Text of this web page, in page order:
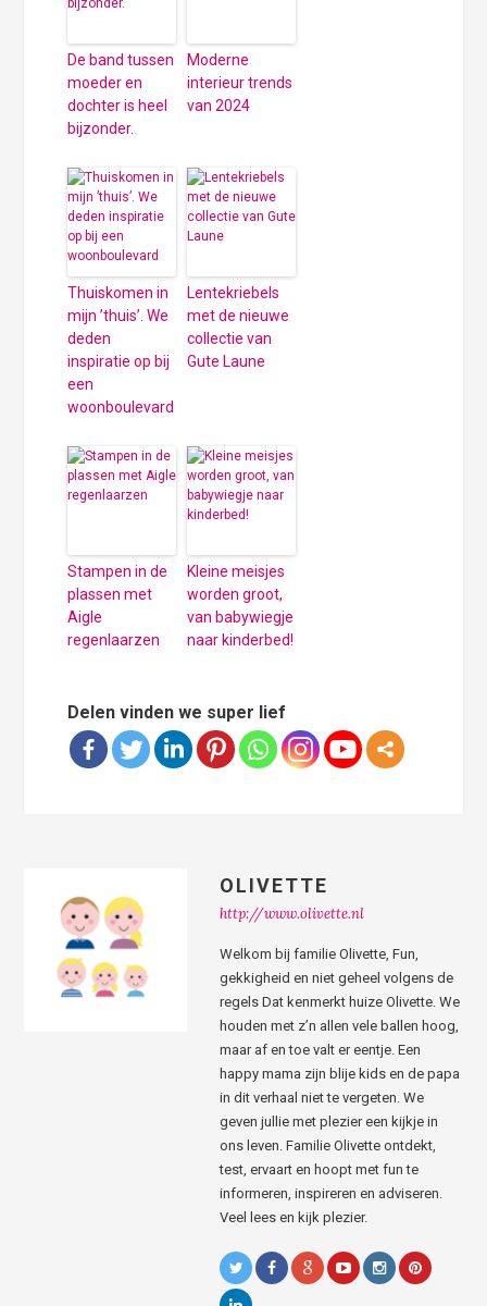
De band tussen
moeder en
dochter is heel
bijzonder.
Moderne
interieur trends
van 2024
Thuiskomen in
mijn ’thuis’. We
deden
inspiratie op bij
een
woonboulevard
Lentekriebels
met de nieuwe
collectie van
Gute Laune
Stampen in de
plassen met
Aigle
regenlaarzen
Kleine meisjes
worden groot,
van babywiegje
naar kinderbed!
Delen vinden we super lief
OLIVETTE
http://www.olivette.nl
Welkom bij familie Olivette, Fun,
gekkigheid en niet geheel volgens de
regels Dat kenmerkt huize Olivette. We
houden met z’n allen vele ballen hoog,
maar af en toe valt er eentje. Een
happy mama zijn blije kids en de papa
in dit verhaal niet te vergeten. We
geven jullie met plezier een kijkje in
ons leven. Familie Olivette ontdekt,
test, ervaart en hoopt met fun te
informeren, inspireren en adviseren.
Veel lees en kijk plezier.